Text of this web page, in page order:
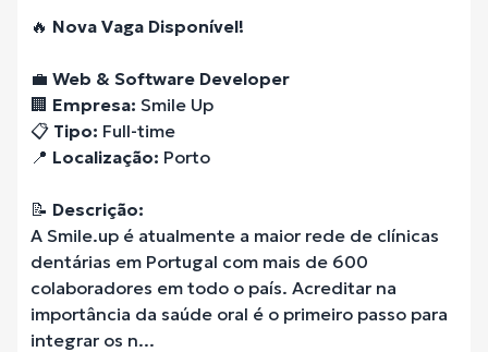
🔥 Nova Vaga Disponível!
💼 Web & Software Developer
🏢 Empresa: Smile Up
📋 Tipo: Full-time
📍 Localização: Porto
📝 Descrição:
A Smile.up é atualmente a maior rede de clínicas
dentárias em Portugal com mais de 600
colaboradores em todo o país. Acreditar na
importância da saúde oral é o primeiro passo para
integrar os n...